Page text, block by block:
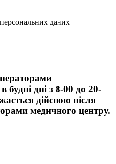
даних
будні дні з 8-00 до 20-
дійсною після
медичного центру.